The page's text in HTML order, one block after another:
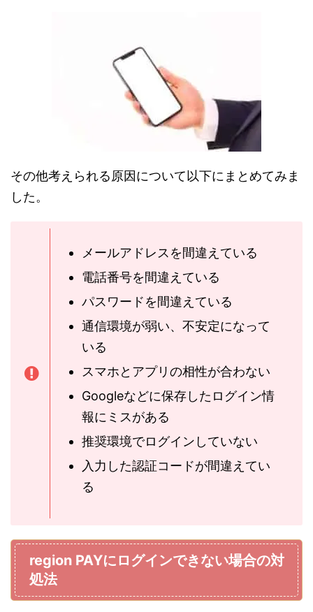
その他考えられる原因について以下にまとめてみま
した。
メールアドレスを間違えている
電話番号を間違えている
パスワードを間違えている
通信環境が弱い、不安定になって
いる
スマホとアプリの相性が合わない
Googleなどに保存したログイン情
報にミスがある
推奨環境でログインしていない
入力した認証コードが間違えてい
る
region PAYにログインできない場合の対
処法